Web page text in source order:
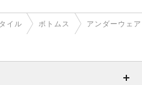
イル ボトムス アンダーウェア